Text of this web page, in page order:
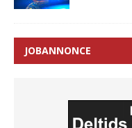
JOBANNONCE